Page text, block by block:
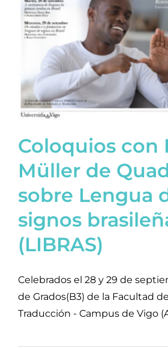
Coloquios con
Müller de
sobre Lengua
signos
(LIBRAS)
Celebrados el 28 y 29 de
de Grados(B3) de la Facultad
Traducción - Campus de Vigo